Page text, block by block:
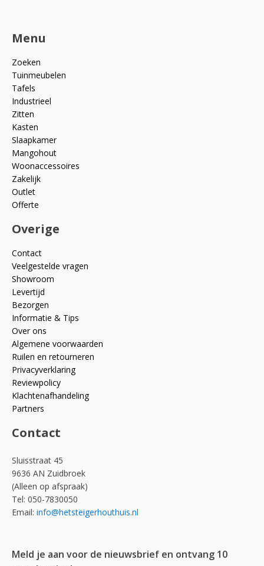
Menu
Zoeken
Tuinmeubelen
Tafels
Industrieel
Zitten
Kasten
Slaapkamer
Mangohout
Woonaccessoires
Zakelijk
Outlet
Offerte
Overige
Contact
Veelgestelde vragen
Showroom
Levertijd
Bezorgen
Informatie & Tips
Over ons
Algemene voorwaarden
Ruilen en retourneren
Privacyverklaring
Reviewpolicy
Klachtenafhandeling
Partners
Contact
Sluisstraat 45
9636 AN Zuidbroek
(Alleen op afspraak)
Tel: 050-7830050
Email: info@hetsteigerhouthuis.nl
Meld je aan voor de nieuwsbrief en ontvang 10